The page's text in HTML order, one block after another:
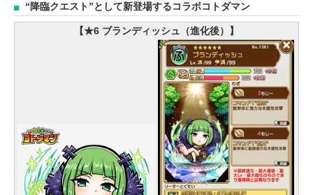
“降臨クエスト”として新登場するコラボコトダマン
【★6 ブランディッシュ（進化後）】